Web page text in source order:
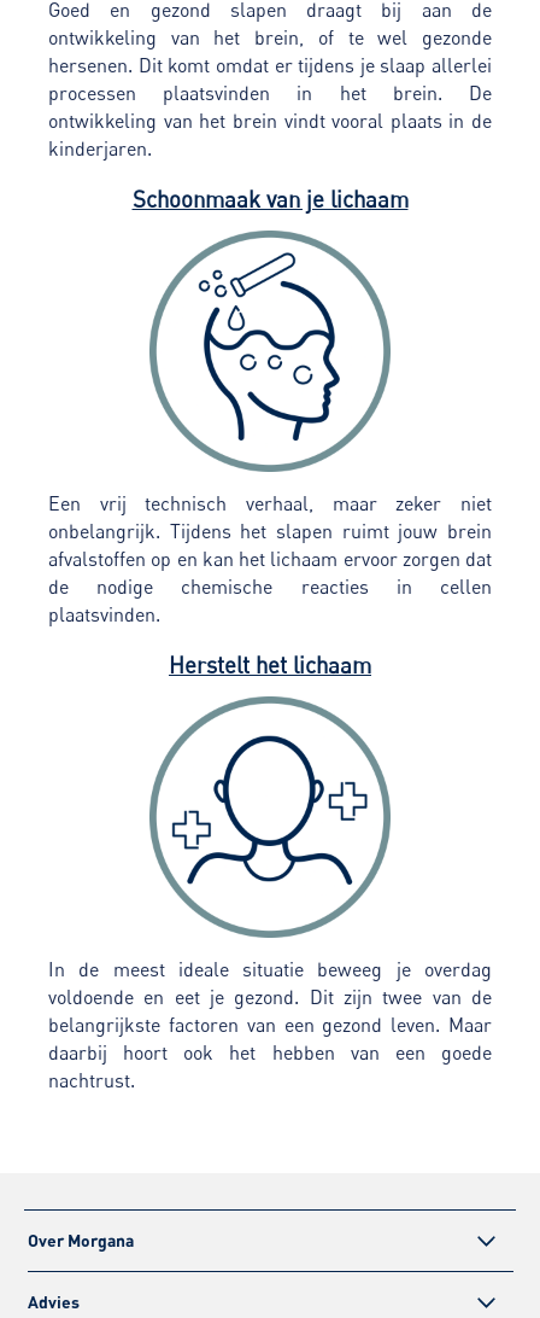
Goed en gezond slapen draagt bij aan de
ontwikkeling van het brein, of te wel gezonde
hersenen. Dit komt omdat er tijdens je slaap allerlei
processen plaatsvinden in het brein. De
ontwikkeling van het brein vindt vooral plaats in de
kinderjaren.
Schoonmaak van je lichaam
Een vrij technisch verhaal, maar zeker niet
onbelangrijk. Tijdens het slapen ruimt jouw brein
afvalstoffen op en kan het lichaam ervoor zorgen dat
de nodige chemische reacties in cellen
plaatsvinden.
Herstelt het lichaam
In de meest ideale situatie beweeg je overdag
voldoende en eet je gezond. Dit zijn twee van de
belangrijkste factoren van een gezond leven. Maar
daarbij hoort ook het hebben van een goede
nachtrust.
Over Morgana
Advies